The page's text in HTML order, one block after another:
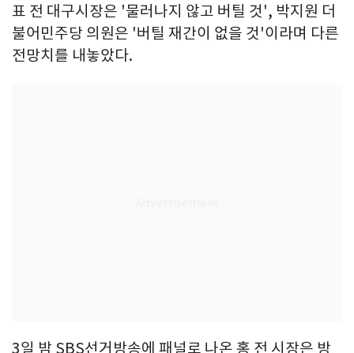
표 전 대구시장은 '물러나지 않고 버틸 것', 박지원 더
불어민주당 의원은 '버틸 재간이 없을 것'이라며 다른
전망치를 내놓았다.
3일 밤 SBS선거방송에 패널로 나온 홍 전 시장은 방